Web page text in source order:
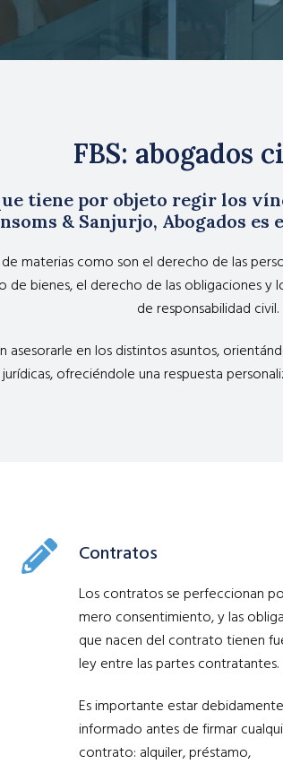
FBS: abogados
tiene por objeto regir los
& Sanjurjo, Abogados es
materias como son el derecho de las
de bienes, el derecho de las obligaciones y
de responsabilidad civil.
asesorarle en los distintos asuntos,
ofreciéndole una respuesta
Contratos
Los contratos se perfeccionan
mero consentimiento, y las
que nacen del contrato tienen
ley entre las partes contratantes.
Es importante estar debidamente
informado antes de firmar
contrato: alquiler, préstamo,